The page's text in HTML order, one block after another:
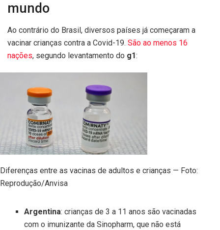
mundo
Ao contrário do Brasil, diversos países já começaram a
vacinar crianças contra a Covid-19. São ao menos 16
nações, segundo levantamento do g1:
Diferenças entre as vacinas de adultos e crianças — Foto:
Reprodução/Anvisa
Argentina: crianças de 3 a 11 anos são vacinadas
com o imunizante da Sinopharm, que não está